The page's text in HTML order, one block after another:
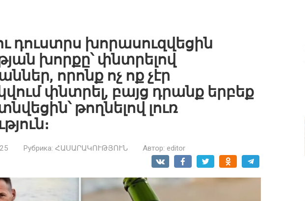
դուստրս խորասուզվեցին
խորքը՝ փնտրելով
որոնք ոչ ոք չէր
փնտրել, բայց դրանք երբեք
թողնելով լուռ
Рубрика: ՀԱՍԱՐԱԿՈՒԹՅՈՒՆ Автор: editor